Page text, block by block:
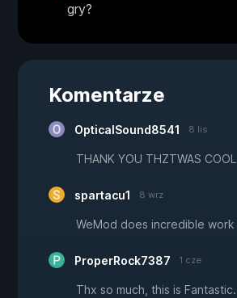
gry?
Komentarze
OpticalSound8541 8 lis
THANK YOU THZTWAS COOL
spartacu1 8 wrz
WeMod does incredible work
ProperRock7387 1 cze
Thx so much, this is Fantastic.